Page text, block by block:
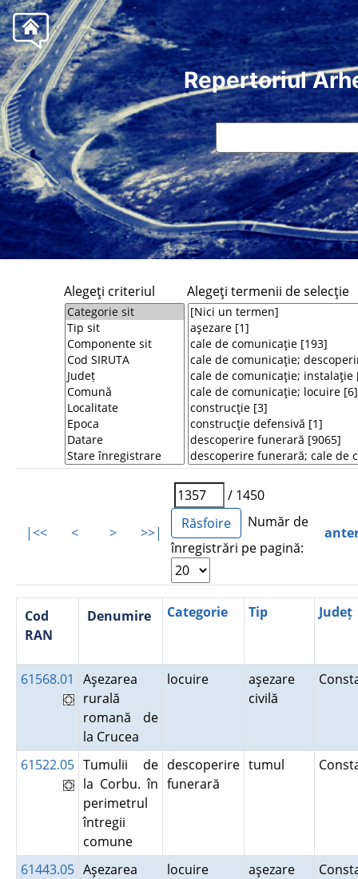
Repertoriul
Alegeţi criteriul Alegeţi termenii de selecţie
|<< < > >>|
/ 1450
Număr de
înregistrări pe pagină:
Cod
RAN
Denumire Categorie Tip Județ
61568.01
Aşezarea
rurală
romană de
la Crucea
locuire
aşezare
civilă
61522.05 Tumulii de
la Corbu. în
perimetrul
întregii
comune
descoperire
funerară
tumul
61443.05 Aşezarea
locuire aşezare